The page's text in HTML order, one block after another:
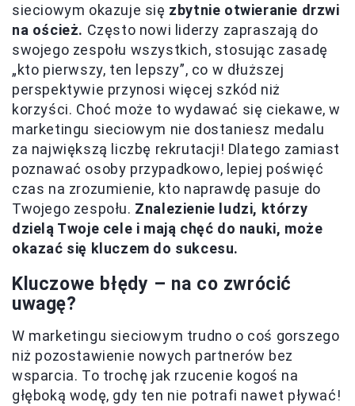
sieciowym okazuje się zbytnie otwieranie drzwi
na oścież. Często nowi liderzy zapraszają do
swojego zespołu wszystkich, stosując zasadę
„kto pierwszy, ten lepszy”, co w dłuższej
perspektywie przynosi więcej szkód niż
korzyści. Choć może to wydawać się ciekawe, w
marketingu sieciowym nie dostaniesz medalu
za największą liczbę rekrutacji! Dlatego zamiast
poznawać osoby przypadkowo, lepiej poświęć
czas na zrozumienie, kto naprawdę pasuje do
Twojego zespołu. Znalezienie ludzi, którzy
dzielą Twoje cele i mają chęć do nauki, może
okazać się kluczem do sukcesu.
Kluczowe błędy – na co zwrócić
uwagę?
W marketingu sieciowym trudno o coś gorszego
niż pozostawienie nowych partnerów bez
wsparcia. To trochę jak rzucenie kogoś na
głęboką wodę, gdy ten nie potrafi nawet pływać!